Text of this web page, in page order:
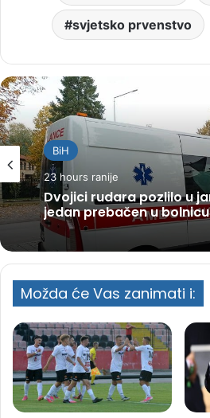
svjetsko prvenstvo
BiH
23 hours ranije
Dvojici rudara pozlilo u
jedan prebačen u bolnicu
Možda će Vas zanimati i: